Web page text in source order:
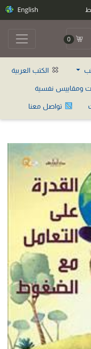
English
0
الكتب العربية
ومقاييس نفسية
تواصل معنا